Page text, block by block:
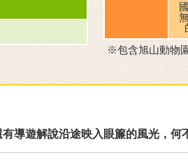
※包含旭山動物
導遊解說沿途映入眼簾的風光，何